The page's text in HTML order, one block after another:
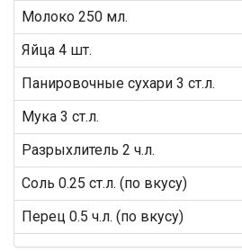
Молоко 250 мл.
Яйца 4 шт.
Панировочные сухари 3 ст.л.
Мука 3 ст.л.
Разрыхлитель 2 ч.л.
Соль 0.25 ст.л. (по вкусу)
Перец 0.5 ч.л. (по вкусу)